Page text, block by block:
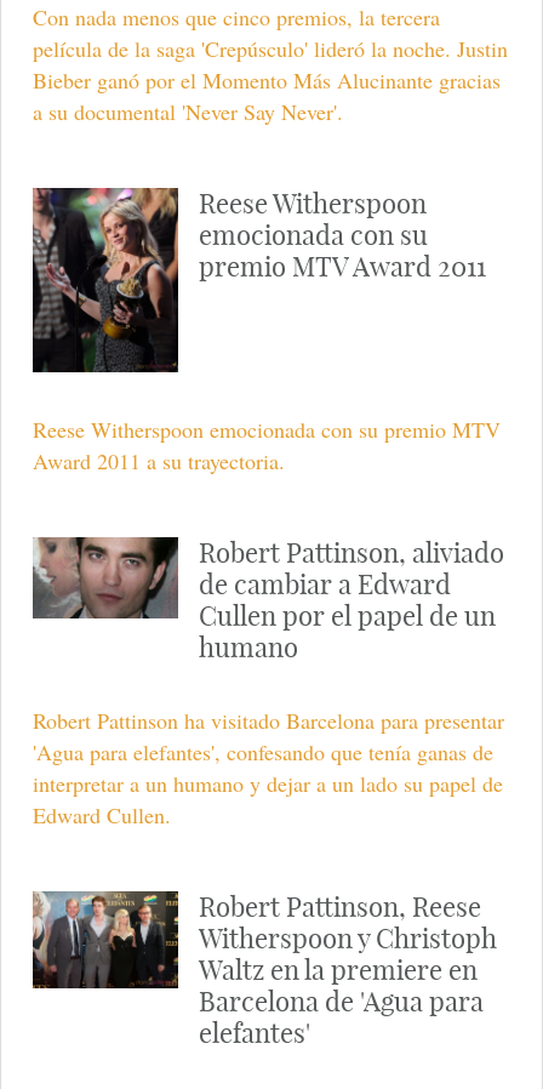
Con nada menos que cinco premios, la tercera
película de la saga 'Crepúsculo' lideró la noche. Justin
Bieber ganó por el Momento Más Alucinante gracias
a su documental 'Never Say Never'.
Reese Witherspoon
emocionada con su
premio MTV Award 2011
Reese Witherspoon emocionada con su premio MTV
Award 2011 a su trayectoria.
Robert Pattinson, aliviado
de cambiar a Edward
Cullen por el papel de un
humano
Robert Pattinson ha visitado Barcelona para presentar
'Agua para elefantes', confesando que tenía ganas de
interpretar a un humano y dejar a un lado su papel de
Edward Cullen.
Robert Pattinson, Reese
Witherspoon y Christoph
Waltz en la premiere en
Barcelona de 'Agua para
elefantes'